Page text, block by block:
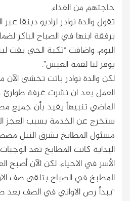
حاجتهم من الغذاء.
تقول والدة نوادر لراديو دبنقا
برفقة ابنها في الصباح الباكر
اليوم، واضافت “تكية الحي بقت
يوفر لنا لقمة العيش”.
لكن والدة نوادر باتت تخشى
العمل بعد ان نشرت غرفة طوارئ
الماضي تنبيهاً يفيد بأن جميع
ستخرج عن الخدمة بسبب العجز
مسئول المطابخ بشرق النيل
البداية كانت المطابخ تعد
الأسر في الاحياء، لكن الآن أصبح
المطبخ في الصباح بتلقى صف
“يبدأ رص الاواني في الصف بعد